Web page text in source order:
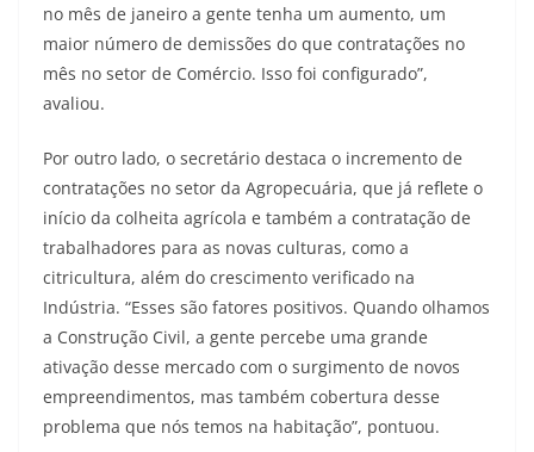
no mês de janeiro a gente tenha um aumento, um
maior número de demissões do que contratações no
mês no setor de Comércio. Isso foi configurado”,
avaliou.
Por outro lado, o secretário destaca o incremento de
contratações no setor da Agropecuária, que já reflete o
início da colheita agrícola e também a contratação de
trabalhadores para as novas culturas, como a
citricultura, além do crescimento verificado na
Indústria. “Esses são fatores positivos. Quando olhamos
a Construção Civil, a gente percebe uma grande
ativação desse mercado com o surgimento de novos
empreendimentos, mas também cobertura desse
problema que nós temos na habitação”, pontuou.